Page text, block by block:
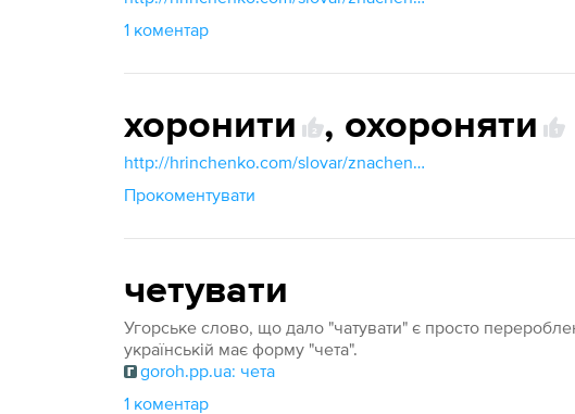
1 коментар
хоронити 2 , охороняти 1
http://hrinchenko.com/slovar/znachenie-slova/63146-khoronyty.html#show_point
Прокоментувати
четувати
Угорське слово, що дало "чатувати" є просто
українській має форму "чета".
goroh.pp.ua: чета
1 коментар